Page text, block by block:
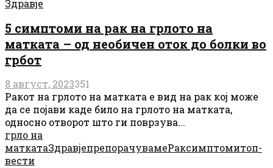
Здравје
5 симптоми на рак на грлото на
матката – од необичен оток до болки во
грбот
8 август, 2023351
Ракот на грлото на матката е вид на рак кој може
да се појави каде било на грлото на матката,
односно отворот што ги поврзува...
грло на
маткатаЗдравјепрепорачувамеРаксимптомитоп-
вести